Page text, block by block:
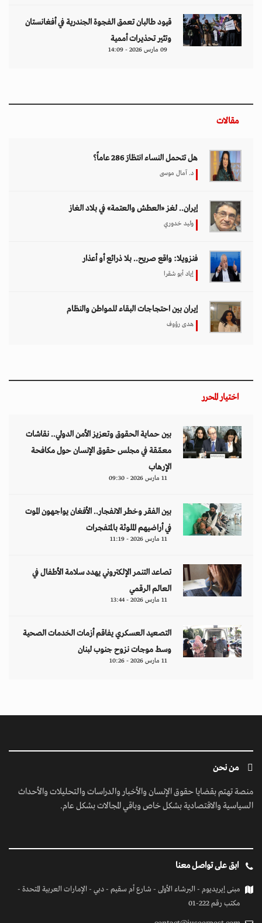
قيود طالبان تعمق الفجوة الجندرية في أفغانستان
وتثير تحذيرات أممية
09 مارس 2026 - 14:09
مقالات
هل تتحمل النساء انتظارَ 286 عاماً؟
د. آمال موسى
إيران.. لغز «العطش والعتمة» في بلاد الغاز
وليد خدوري
فنزويلا: واقع صريح.. بلا ذرائع أو أعذار
إياد أبو شقرا
إيران بين احتجاجات البقاء للمواطن والنظام
هدى رؤوف
اختيار المحرر
بين حماية الحقوق وتعزيز الأمن الدولي.. نقاشات
معمّقة في مجلس حقوق الإنسان حول مكافحة
الإرهاب
11 مارس 2026 - 09:30
بين الفقر وخطر الانفجار.. الأفغان يواجهون الموت
في أراضيهم الملوثة بالمتفجرات
11 مارس 2026 - 11:19
تصاعد التنمر الإلكتروني يهدد سلامة الأطفال في
العالم الرقمي
11 مارس 2026 - 13:44
التصعيد العسكري يفاقم أزمات الخدمات الصحية
وسط موجات نزوح جنوب لبنان
11 مارس 2026 - 10:26
من نحن
منصة تهتم بقضايا حقوق الإنسان والأخبار والدراسات والتحليلات والأحداث
السياسية والاقتصادية بشكل خاص وباقي المجالات بشكل عام.
ابق على تواصل معنا
مبنى إيريديوم - البرشاء الأولى - شارع أم سقيم - دبي - الإمارات العربية المتحدة -
مكتب رقم 222-01